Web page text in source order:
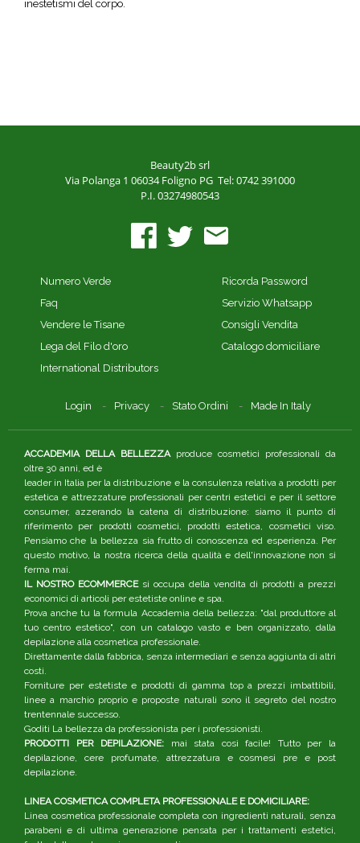
inestetismi del corpo.
Beauty2b srl
Via Polanga 1 06034 Foligno PG Tel: 0742 391000
P.I. 03274980543
Numero Verde
Faq
Vendere le Tisane
Lega del Filo d'oro
International Distributors
Ricorda Password
Servizio Whatsapp
Consigli Vendita
Catalogo domiciliare
Login Privacy Stato Ordini Made In Italy
ACCADEMIA DELLA BELLEZZAproduce cosmetici professionali da
oltre 30 anni, ed è
leader in Italia per la distribuzione e la consulenza relativa a prodotti per
estetica e attrezzature professionali per centri estetici e per il settore
consumer, azzerando la catena di distribuzione: siamo il punto di
riferimento per prodotti cosmetici, prodotti estetica, cosmetici viso.
Pensiamo che la bellezza sia frutto di conoscenza ed esperienza. Per
questo motivo, la nostra ricerca della qualità e dell'innovazione non si
ferma mai.
IL NOSTRO ECOMMERCEsi occupa della vendita di prodotti a prezzi
economici di articoli per estetiste online e spa.
Prova anche tu la formula Accademia della bellezza: "dal produttore al
tuo centro estetico", con un catalogo vasto e ben organizzato, dalla
depilazione alla cosmetica professionale.
Direttamente dalla fabbrica, senza intermediari e senza aggiunta di altri
costi.
Forniture per estetiste e prodotti di gamma top a prezzi imbattibili,
linee a marchio proprio e proposte naturali sono il segreto del nostro
trentennale successo.
Goditi La bellezza da professionista per i professionisti.
PRODOTTI PER DEPILAZIONE: mai stata così facile! Tutto per la
depilazione, cere profumate, attrezzatura e cosmesi pre e post
depilazione.
LINEA COSMETICA COMPLETA PROFESSIONALE E DOMICILIARE:
Linea cosmetica professionale completa con ingredienti naturali, senza
parabeni e di ultima generazione pensata per i trattamenti estetici,